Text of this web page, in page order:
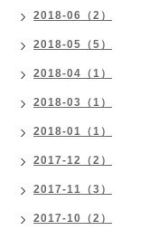
2018-06（2）
2018-05（5）
2018-04（1）
2018-03（1）
2018-01（1）
2017-12（2）
2017-11（3）
2017-10（2）